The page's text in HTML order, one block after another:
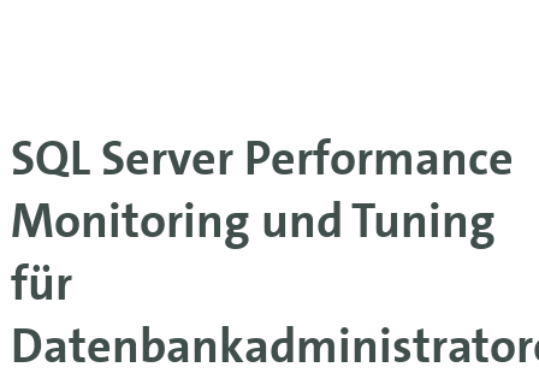
SQL Server Performance
Monitoring und Tuning
für